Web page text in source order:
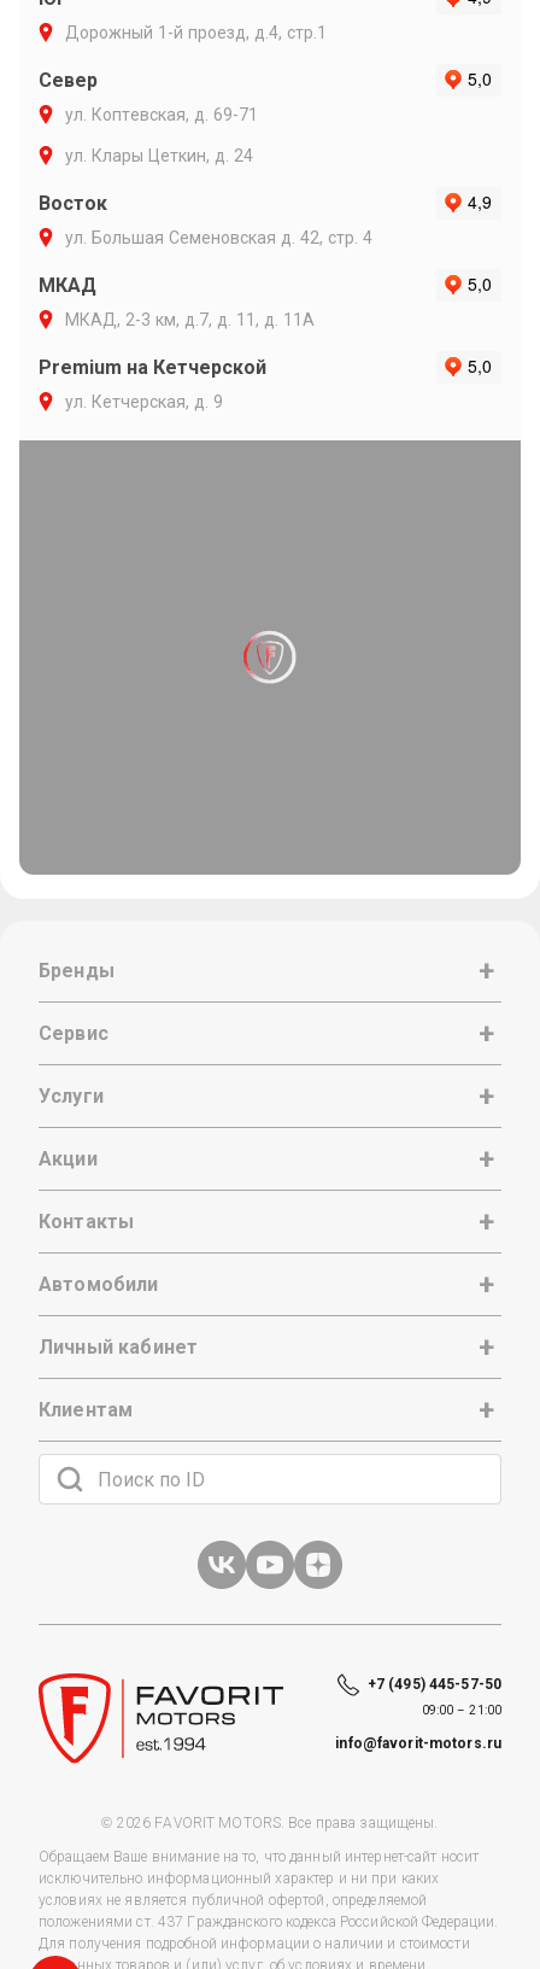
Дорожный 1-й проезд, д.4, стр.1
Север
ул. Коптевская, д. 69-71
ул. Клары Цеткин, д. 24
Восток
ул. Большая Семеновская д. 42, стр. 4
МКАД
МКАД, 2-3 км, д.7, д. 11, д. 11А
Premium на Кетчерской
ул. Кетчерская, д. 9
Бренды
Сервис
Услуги
Акции
Контакты
Автомобили
Личный кабинет
Клиентам
+7 (495) 445-57-50
09:00 – 21:00
info@favorit-motors.ru
© 2026 FAVORIT MOTORS. Все права защищены.
Обращаем Ваше внимание на то, что данный интернет-сайт носит
исключительно информационный характер и ни при каких
условиях не является публичной офертой, определяемой
положениями ст. 437 Гражданского кодекса Российской Федерации.
Для получения подробной информации о наличии и стоимости